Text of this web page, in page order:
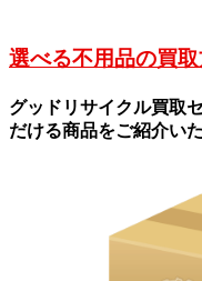
選べる不用品の買
グッドリサイクル買取
だける商品をご紹介いた